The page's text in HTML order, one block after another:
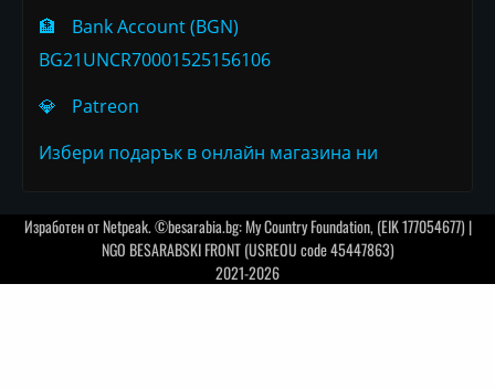
🏦
Bank Account (BGN)
BG21UNCR70001525156106
💎
Patreon
Избери подарък в онлайн магазина ни
Изработен отNetpeak. ©besarabia.bg: My Country Foundation, (EIK 177054677) |
NGO BESARABSKI FRONT (USREOU code 45447863)
2021-2026